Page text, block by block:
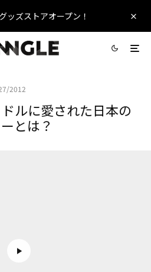
ッズストアオープン！
2012
ルに愛された日本の
とは？